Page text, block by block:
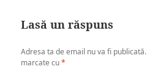
Lasă un răspuns
Adresa ta de email nu va fi publicată.
marcate cu*